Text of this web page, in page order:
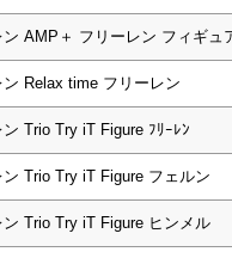
AMP＋ フリーレン フィギュ
Relax time フリーレン
Trio Try iT Figure ﾌﾘｰﾚﾝ
Trio Try iT Figure フェルン
Trio Try iT Figure ヒンメル